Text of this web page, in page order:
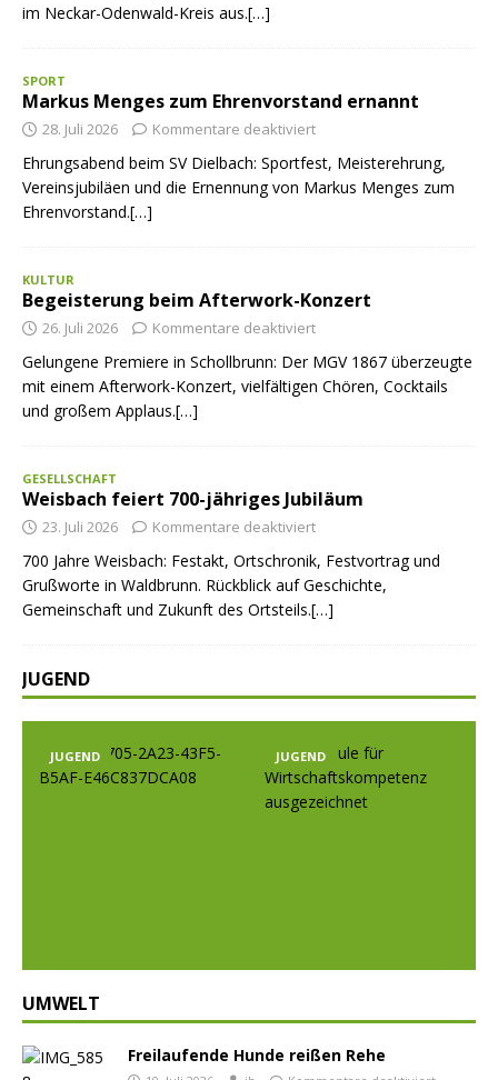
im Neckar-Odenwald-Kreis aus.[…]
SPORT
Markus Menges zum Ehrenvorstand ernannt
28. Juli 2026 Kommentare deaktiviert
Ehrungsabend beim SV Dielbach: Sportfest, Meisterehrung,
Vereinsjubiläen und die Ernennung von Markus Menges zum
Ehrenvorstand.[…]
KULTUR
Begeisterung beim Afterwork-Konzert
26. Juli 2026 Kommentare deaktiviert
Gelungene Premiere in Schollbrunn: Der MGV 1867 überzeugte
mit einem Afterwork-Konzert, vielfältigen Chören, Cocktails
und großem Applaus.[…]
GESELLSCHAFT
Weisbach feiert 700-jähriges Jubiläum
23. Juli 2026 Kommentare deaktiviert
700 Jahre Weisbach: Festakt, Ortschronik, Festvortrag und
Grußworte in Waldbrunn. Rückblick auf Geschichte,
Gemeinschaft und Zukunft des Ortsteils.[…]
JUGEND
JUGEND JUGEND
UMWELT
Freilaufende Hunde reißen Rehe